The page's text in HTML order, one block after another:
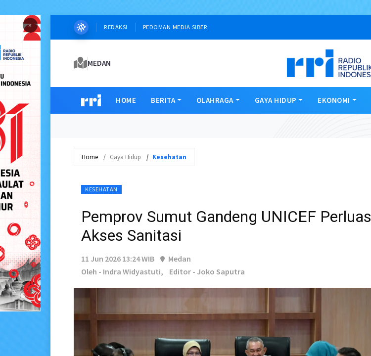
× REDAKSI PEDOMAN MEDIA SIBER
MEDAN
HOME BERITA OLAHRAGA GAYA HIDUP EKONOMI
Home Gaya Hidup Kesehatan
KESEHATAN
Pemprov Sumut Gandeng UNICEF Perluas
Akses Sanitasi
11 Jun 2026 13:24 WIB
Medan
Oleh - Indra Widyastuti,
Editor - Joko Saputra